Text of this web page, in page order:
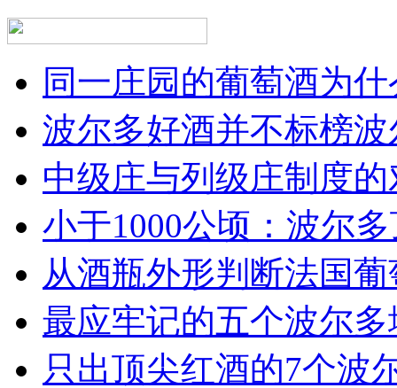
同一庄园的葡萄酒为
波尔多好酒并不标榜
中级庄与列级庄制度
小于1000公顷：波尔
从酒瓶外形判断法国
最应牢记的五个波尔多
只出顶尖红酒的7个波